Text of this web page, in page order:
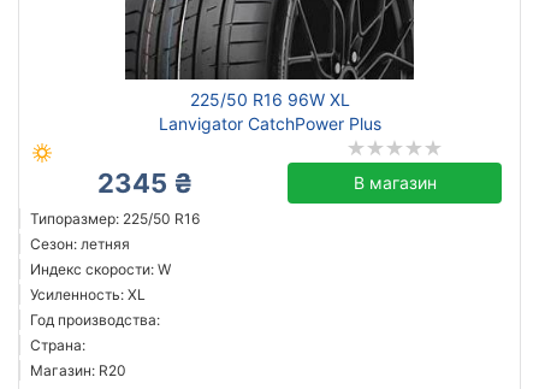
225/50 R16 96W XL
Lanvigator CatchPower Plus
2345 ₴ В магазин
Типоразмер: 225/50 R16
Сезон: летняя
Индекс скорости: W
Усиленность: XL
Год производства:
Страна:
Магазин: R20